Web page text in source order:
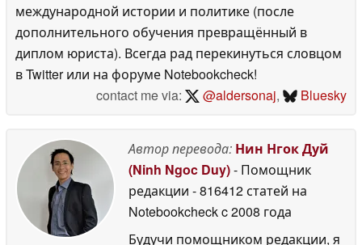
международной истории и политике (после
дополнительного обучения превращённый в
диплом юриста). Всегда рад перекинуться словцом
в Twitter или на форуме Notebookcheck!
contact me via:
@aldersonaj, Bluesky
Автор перевода: Нин Нгок Дуй
(Ninh Ngoc Duy)- Помощник
редакции - 816412 статей на
Notebookcheckc 2008 года
Будучи помощником редакции, я